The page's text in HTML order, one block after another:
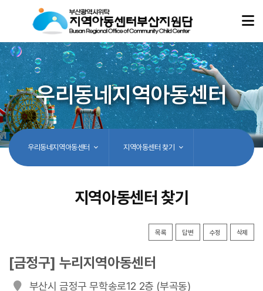
우리동네지역아동센터
우리동네지역아동센터 지역아동센터 찾기
지역아동센터 찾기
목록 답변 수정 삭제
[금정구] 누리지역아동센터
부산시 금정구 무학송로12 2층 (부곡동)